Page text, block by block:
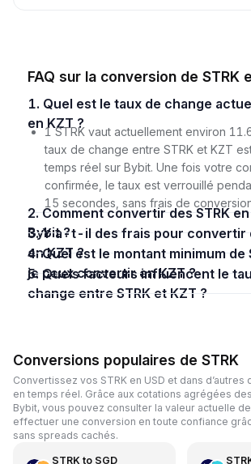
FAQ sur la conversion de STRK
1. Quel est le taux de change actuel de STRK
en KZT ?
1 STRK vaut actuellement environ
taux de change entre STRK et KZT
temps réel sur Bybit. Une fois votre
confirmée, le taux est verrouillé
15 secondes, sans frais de
2. Comment convertir des STRK en KZT sur
Bybit ?
3. Y a-t-il des frais pour convertir des STRK
en KZT ?
4. Quel est le montant minimum de STRK que
je peux convertir en KZT ?
5. Quels facteurs influencent le taux de
change entre STRK et KZT ?
Conversions populaires de STRK
Convertissez vos STRK en USD et dans d’autres
en temps réel. Grâce aux cotations agrégées
Bybit, vous pouvez consulter la valeur actuelle
effectuer une conversion en toute confiance
sans spreads cachés.
STRK to SGD